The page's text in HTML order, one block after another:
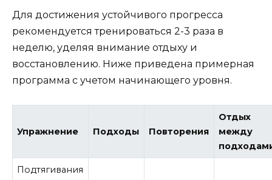
Для достижения устойчивого прогресса
рекомендуется тренироваться 2-3 раза в
неделю, уделяя внимание отдыху и
восстановлению. Ниже приведена примерная
программа с учетом начинающего уровня.
Упражнение Подходы Повторения
Отдых
между
Подтягивания